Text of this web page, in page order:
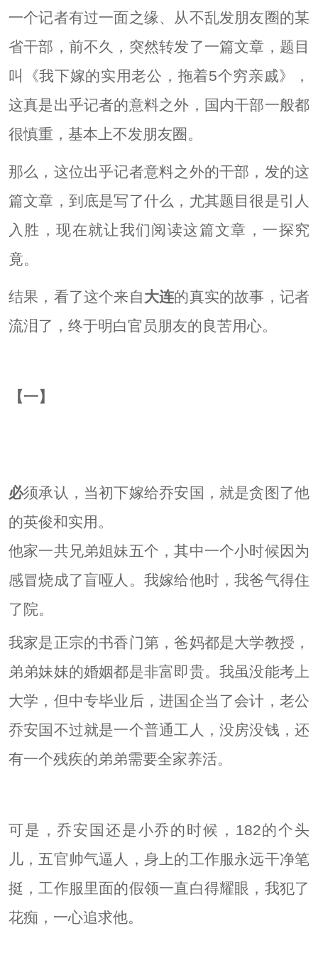
一个记者有过一面之缘、从不乱发朋友圈的某
省干部，前不久，突然转发了一篇文章，题目
叫《我下嫁的实用老公，拖着5个穷亲戚》，
这真是出乎记者的意料之外，国内干部一般都
很慎重，基本上不发朋友圈。
那么，这位出乎记者意料之外的干部，发的这
篇文章，到底是写了什么，尤其题目很是引人
入胜，现在就让我们阅读这篇文章，一探究
竟。
结果，看了这个来自大连的真实的故事，记者
流泪了，终于明白官员朋友的良苦用心。
【一】
必须承认，当初下嫁给乔安国，就是贪图了他
的英俊和实用。
他家一共兄弟姐妹五个，其中一个小时候因为
感冒烧成了盲哑人。我嫁给他时，我爸气得住
了院。
我家是正宗的书香门第，爸妈都是大学教授，
弟弟妹妹的婚姻都是非富即贵。我虽没能考上
大学，但中专毕业后，进国企当了会计，老公
乔安国不过就是一个普通工人，没房没钱，还
有一个残疾的弟弟需要全家养活。
可是，乔安国还是小乔的时候，182的个头
儿，五官帅气逼人，身上的工作服永远干净笔
挺，工作服里面的假领一直白得耀眼，我犯了
花痴，一心追求他。